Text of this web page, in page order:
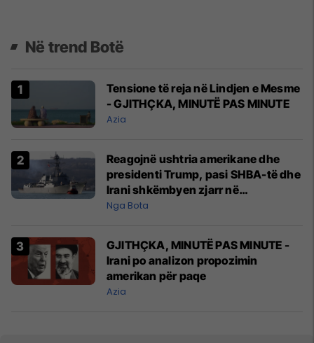
Në trend Botë
Tensione të reja në Lindjen e Mesme
- GJITHÇKA, MINUTË PAS MINUTE
Azia
Reagojnë ushtria amerikane dhe
presidenti Trump, pasi SHBA-të dhe
Irani shkëmbyen zjarr në
Ngushticën e Hormuzit
Nga Bota
GJITHÇKA, MINUTË PAS MINUTE -
Irani po analizon propozimin
amerikan për paqe
Azia